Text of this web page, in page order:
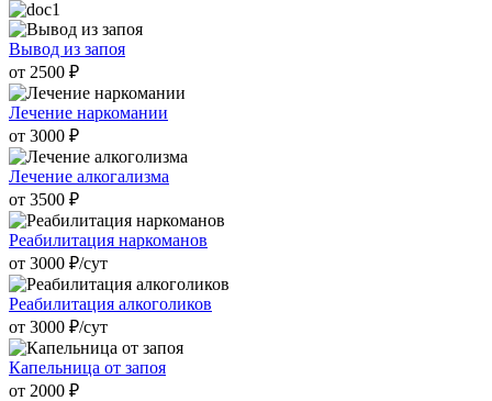
Вывод из запоя
от 2500 ₽
Лечение наркомании
от 3000 ₽
Лечение алкогализма
от 3500 ₽
Реабилитация наркоманов
от 3000 ₽/cут
Реабилитация алкоголиков
от 3000 ₽/cут
Капельница от запоя
от 2000 ₽